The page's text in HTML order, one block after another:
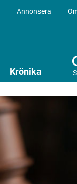
Annonsera
Krönika